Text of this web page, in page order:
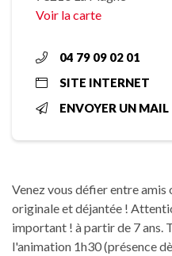
Voir la carte
04 79 09 02 01
SITE INTERNET
ENVOYER UN MAIL
Venez vous défier entre amis
originale et déjantée !
important ! à partir de 7 ans.
l'animation 1h30 (présence